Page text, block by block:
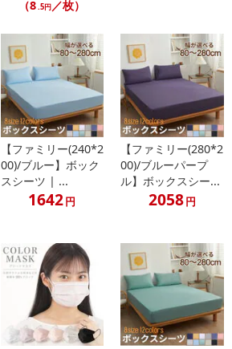
（8.5円／枚）
【ファミリー(240*2
00)/ブルー】ボック
スシーツ | ...
1642円
【ファミリー(280*2
00)/ブルーパープ
ル】ボックスシー...
2058円